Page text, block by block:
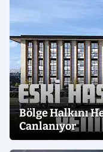
Bölge Halkını
Canlanıyor